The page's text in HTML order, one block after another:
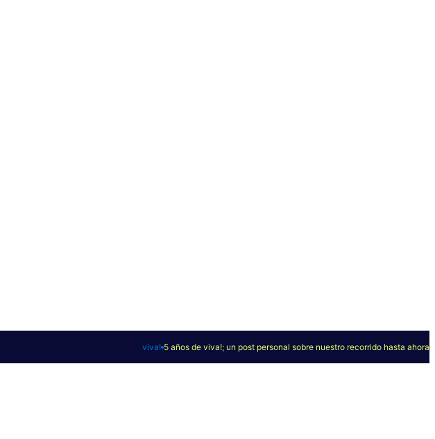
viva! 5 años de viva!; un post personal sobre nuestro recorrido hasta ahora